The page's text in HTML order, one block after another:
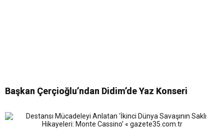
Başkan Çerçioğlu’ndan Didim’de Yaz Konseri